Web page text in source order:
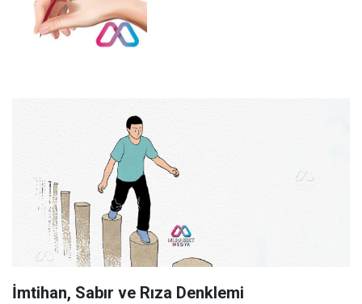
İmtihan, Sabır ve Rıza Denklemi